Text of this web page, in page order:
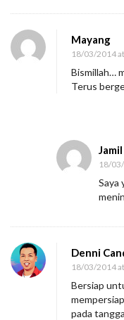
Mayang
18/03/2014
Bismillah…
Terus
18/
Saya
Denni
18/03/2014
Bersiap
pada